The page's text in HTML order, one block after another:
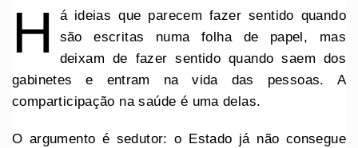
H
á ideias que parecem fazer sentido quando
são escritas numa folha de papel, mas
deixam de fazer sentido quando saem dos
gabinetes e entram na vida das pessoas. A
comparticipação na saúde é uma delas.
O argumento é sedutor: o Estado já não consegue